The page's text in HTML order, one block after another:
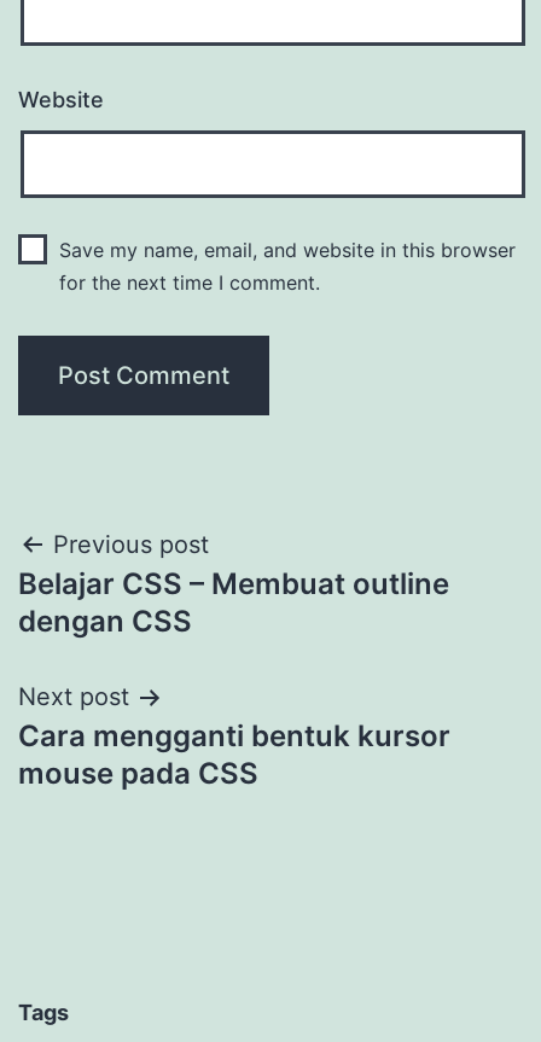
Website
Save my name, email, and website in this browser
for the next time I comment.
Post
navigation
Previous post
Belajar CSS – Membuat outline
dengan CSS
Next post
Cara mengganti bentuk kursor
mouse pada CSS
Tags